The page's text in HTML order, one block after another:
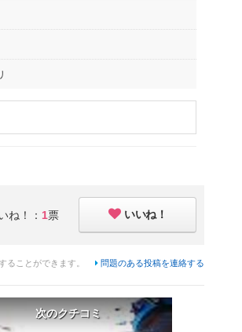
ね！： 1票 いいね！
ることができます。 問題のある投稿を連絡する
次のクチコミ